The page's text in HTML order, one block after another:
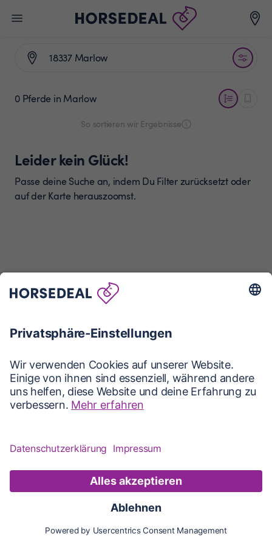
Karte Updates Konto
Karte
0 Pferde in Marlow
So sortieren wir Ergebnisse
Leider kein Glück!
Passe deine Suche an, indem Du Filter zurücksetzt oder
auf der Karte herauszoomst.